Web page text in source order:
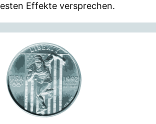
Effekte versprechen.